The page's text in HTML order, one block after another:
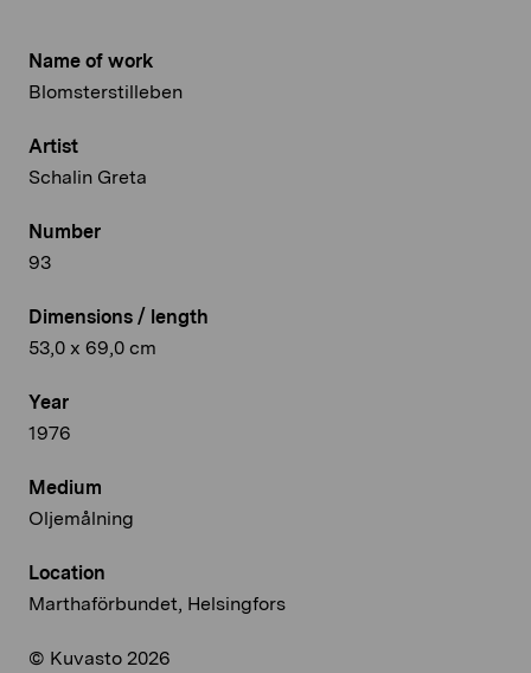
Name of work
Blomsterstilleben
Artist
Schalin Greta
Number
93
Dimensions / length
53,0 x 69,0 cm
Year
1976
Medium
Oljemålning
Location
Marthaförbundet, Helsingfors
© Kuvasto 2026